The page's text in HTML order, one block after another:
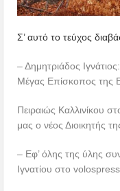
Σ’ αυτό το τεύχος
– Δημητριάδος
Μέγας Επίσκοπος της
Πειραιώς Καλλινίκου
μας ο νέος Διοικητής
– Εφ’ όλης της ύλης
Ιγνατίου στο